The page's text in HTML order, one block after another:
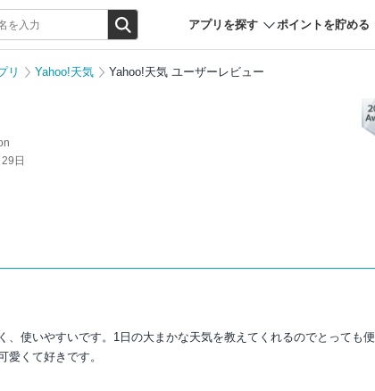
アプリを探す ポイントを貯める
リ Yahoo!天気 Yahoo!天気 ユーザーレビュー
日
、使いやすいです。1日の大まかな天気を教えてくれるのでとっても便
愛くて好きです。